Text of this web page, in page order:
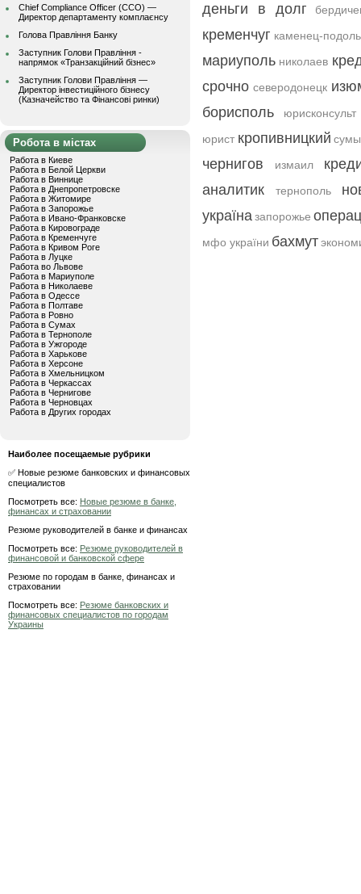
Chief Compliance Officer (CCO) —
Директор департаменту комплаєнсу
Голова Правління Банку
Заступник Голови Правління -
напрямок «Транзакційний бізнес»
Заступник Голови Правління —
Директор інвестиційного бізнесу
(Казначейство та Фінансові ринки)
Робота в містах
Работа в Киеве
Работа в Белой Церкви
Работа в Виннице
Работа в Днепропетровске
Работа в Житомире
Работа в Запорожье
Работа в Ивано-Франковске
Работа в Кировограде
Работа в Кременчуге
Работа в Кривом Роге
Работа в Луцке
Работа во Львове
Работа в Мариуполе
Работа в Николаеве
Работа в Одессе
Работа в Полтаве
Работа в Ровно
Работа в Сумах
Работа в Тернополе
Работа в Ужгороде
Работа в Харькове
Работа в Херсоне
Работа в Хмельницком
Работа в Черкассах
Работа в Чернигове
Работа в Черновцах
Работа в Других городах
Наиболее посещаемые рубрики
✅ Новые резюме банковских и финансовых
специалистов
Посмотреть все: Новые резюме в банке,
финансах и страховании
Резюме руководителей в банке и финансах
Посмотреть все: Резюме руководителей в
финансовой и банковской сфере
Резюме по городам в банке, финансах и
страховании
Посмотреть все: Резюме банковских и
финансовых специалистов по городам
Украины
деньги в долг
кременчуг каменец-
мариуполь николаев
срочно северодонецк
борисполь
юрисконсульт
юрист кропивницкий сумы
чернигов измаил
аналитик
тернополь
україна запорожье
мфо україни бахмут